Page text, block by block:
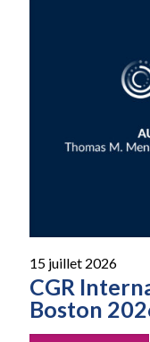
15 juillet 2026
CGR
Boston